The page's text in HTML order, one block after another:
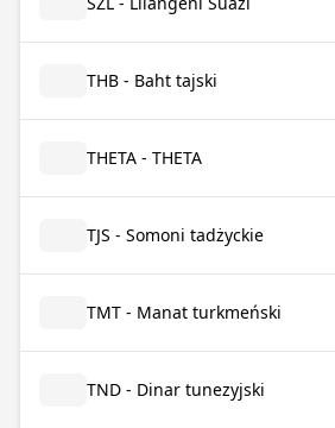
THB - Baht tajski
THETA - THETA
TJS - Somoni tadżyckie
TMT - Manat turkmeński
TND - Dinar tunezyjski